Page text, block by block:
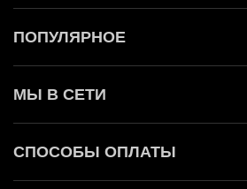
ПОПУЛЯРНОЕ
МЫ В СЕТИ
СПОСОБЫ ОПЛАТЫ